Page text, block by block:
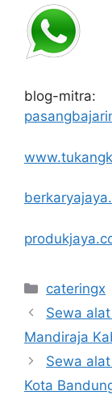
blog-mitra:
Categories
cateringx
Sewa
Mandiraja
Sewa
Kota